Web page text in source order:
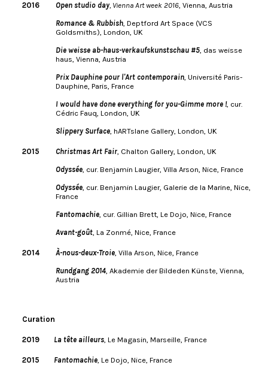
2016 Open studio day, Vienna Art week 2016, Vienna, Austria
Romance & Rubbish, Deptford Art Space (VCS
Goldsmiths), London, UK
Die weisse ab-haus-verkaufskunstschau #5, das weisse
haus, Vienna, Austria
Prix Dauphine pour l'Art contemporain, Université Paris-
Dauphine, Paris, France
I would have done everything for you-Gimme more !, cur.
Cédric Fauq, London, UK
Slippery Surface, hARTslane Gallery, London, UK
2015 Christmas Art Fair, Chalton Gallery, London, UK
Odyssée, cur. Benjamin Laugier, Villa Arson, Nice, France
Odyssée, cur. Benjamin Laugier, Galerie de la Marine, Nice,
France
Fantomachie, cur. Gillian Brett, Le Dojo, Nice, France
Avant-goût, La Zonmé, Nice, France
2014 À-nous-deux-Troie, Villa Arson, Nice, France
Rundgang 2014, Akademie der Bildeden Künste, Vienna,
Austria
Curation
2019 La tête ailleurs, Le Magasin, Marseille, France
2015 Fantomachie, Le Dojo, Nice, France